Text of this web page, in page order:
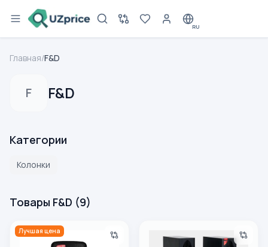
RU
Главная/F&D
F F&D
Категории
Колонки
Товары F&D (9)
Портативная колонка F&D PA300
Лучшая цена